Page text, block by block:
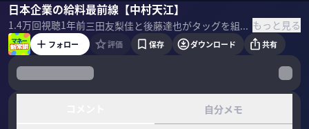
日本企業の給料最前線【中村天江】
1.4万回視聴1年前 三田友梨佳と後藤達也がタッグを組み投資だけでなく「教育資金」「老後資金」など日々の生活にまつわる正しいお金の知識を専門家が提唱する「新常識」を基に学んでいくトーク番組。今回は「日本企業の給料の現在地」をテーマに世間で囁かれる賃上げ4つの言説を連合総研・中村主幹研究員がデータを用いて検証 ＜ゲスト＞ 中村天江（連合総研 主幹研究員） 1999年リクルート入社、2009年リクルートワークス研究所に異動。「2025年」「Work Model 2030」「マルチリレーション社会」など、働き方の長期展望を発表。「人材採用システムの研究」で2016年一橋大学にて博士号取得。日雇い派遣の研究で2012年日本労務学会研究奨励賞、トータルリワードの提案で2020年全能連マネジメント・アワードのプログラム・イノベーター・オブ・ザ・イヤーを受賞。2021年10月、連合総研に転職。 もっと見る
後藤達也中村天江三田友梨佳
フォロー 評価 保存 ダウンロード 共有
自分メモ